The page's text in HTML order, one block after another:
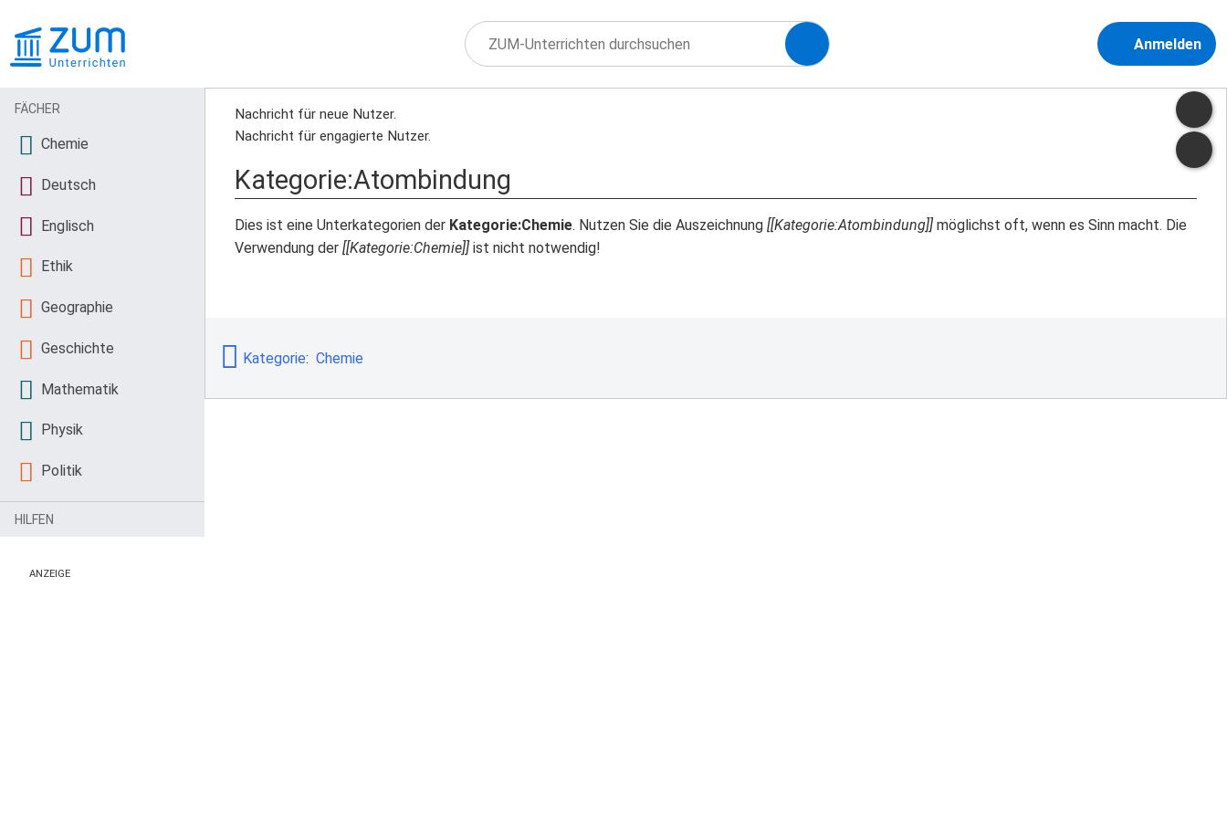
Anmelden
Nachricht für neue Nutzer.
Nachricht für engagierte Nutzer.
Kategorie:Atombindung
Dies ist eine Unterkategorien der Kategorie:Chemie. Nutzen Sie die Auszeichnung [[Kategorie:Atombindung]] möglichst oft, wenn es Sinn macht. Die
Verwendung der [[Kategorie:Chemie]] ist nicht notwendig!
Kategorie: Chemie
FÄCHER
Chemie
Deutsch
Englisch
Ethik
Geographie
Geschichte
Mathematik
Physik
Politik
HILFEN
ANZEIGE